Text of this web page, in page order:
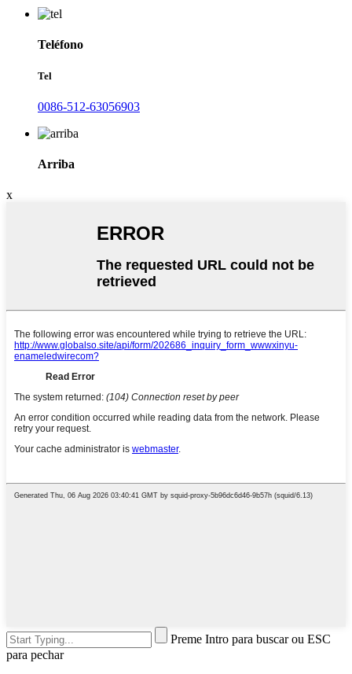
Teléfono
Tel
0086-512-63056903
Arriba
x
Preme Intro para buscar ou ESC
para pechar